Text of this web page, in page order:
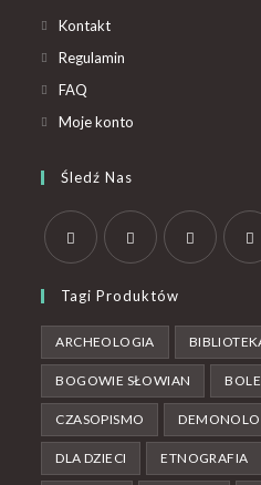
Kontakt
Regulamin
FAQ
Moje konto
Śledź Nas
Tagi Produktów
ARCHEOLOGIA
BOGOWIE SŁOWIAN
CZASOPISMO
DLA DZIECI ETNOGRAFIA